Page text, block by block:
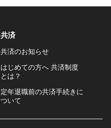
共済
共済のお知らせ
はじめての方へ 共済制度
とは？
定年退職前の共済手続きに
ついて